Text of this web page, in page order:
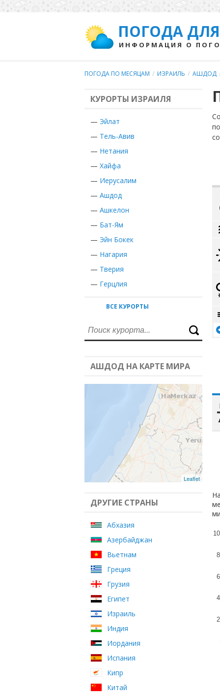
ПОГОДА
ИНФОРМАЦИЯ О
ПОГОДА ПО МЕСЯЦАМ / ИЗРАИЛЬ / АШДОД
КУРОРТЫ ИЗРАИЛЯ
— Эйлат
— Тель-Авив
— Нетания
— Хайфа
— Иерусалим
— Ашдод
— Ашкелон
— Бат-Ям
— Эйн Бокек
— Нагария
— Тверия
— Герцлия
ВСЕ КУРОРТЫ
АШДОД НА КАРТЕ МИРА
Leaflet
ДРУГИЕ СТРАНЫ
Абхазия
Азербайджан
Вьетнам
Греция
Грузия
Египет
Израиль
Индия
Иордания
Испания
Кипр
Китай